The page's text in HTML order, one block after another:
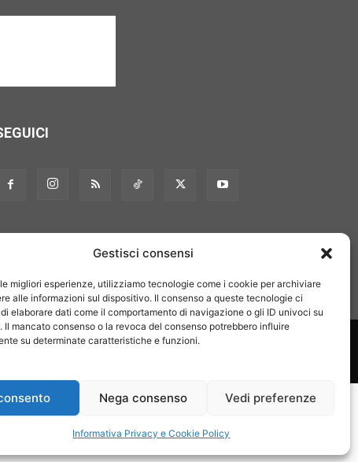
Gestisci consensi
migliori esperienze, utilizziamo tecnologie come i cookie per archiviare
alle informazioni sul dispositivo. Il consenso a queste tecnologie ci
elaborare dati come il comportamento di navigazione o gli ID univoci su
Il mancato consenso o la revoca del consenso potrebbero influire
su determinate caratteristiche e funzioni.
Nega consenso Vedi preferenze
Informativa Privacy e Cookie Policy
noi Pubblicità Privacy policy Linee editoriali